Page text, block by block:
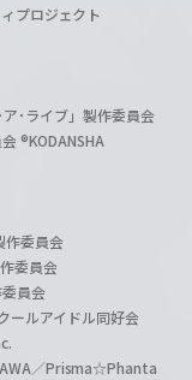
プロジェクト
･ライブ」製作委員会
®KODANSHA
作委員会
委員会
員会
ールアイドル同好会
／Prisma☆Phanta